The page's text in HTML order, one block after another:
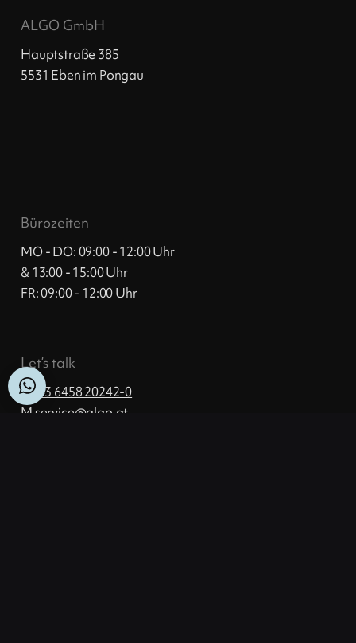
ALGO GmbH
Hauptstraße 385
5531 Eben im Pongau
Bürozeiten
MO - DO: 09:00 - 12:00 Uhr
& 13:00 - 15:00 Uhr
FR: 09:00 - 12:00 Uhr
Let’s talk
T+43 6458 20242-0
Mta.ogla@ecivres